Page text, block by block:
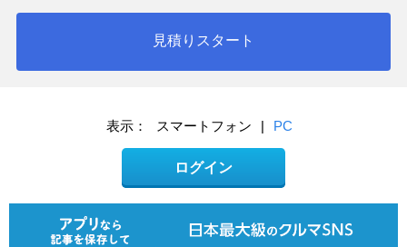
見積りスタート
表示： スマートフォン | PC
ログイン